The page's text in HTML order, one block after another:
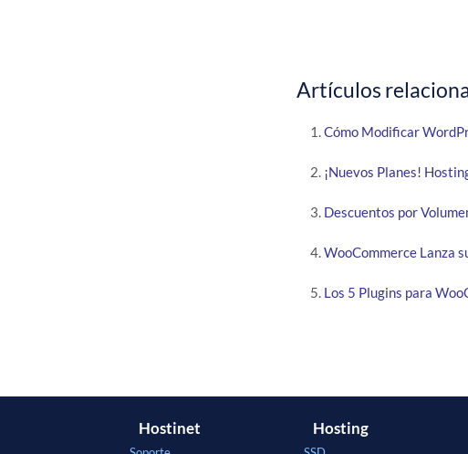
Artículos
Cómo Modificar
¡Nuevos Planes!
Descuentos por
WooCommerce Lanza
Los 5 Plugins para
Hostinet Hosting